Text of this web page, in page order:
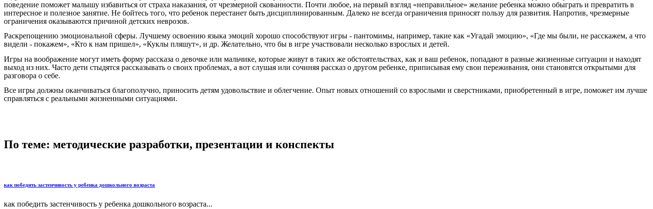
поведение поможет малышу избавиться от страха наказания, от чрезмерной скованности. Почти любое, на первый взгляд «неправильное» желание ребенка можно обыграть и превратить в
интересное и полезное занятие. Не бойтесь того, что ребенок перестанет быть дисциплинированным. Далеко не всегда ограничения приносят пользу для развития. Напротив, чрезмерные
ограничения оказываются причиной детских неврозов.
Раскрепощению эмоциональной сферы. Лучшему освоению языка эмоций хорошо способствуют игры - пантомимы, например, такие как «Угадай эмоцию», «Где мы были, не расскажем, а что
видели - покажем», «Кто к нам пришел», «Куклы пляшут», и др. Желательно, что бы в игре участвовали несколько взрослых и детей.
Игры на воображение могут иметь форму рассказа о девочке или мальчике, которые живут в таких же обстоятельствах, как и ваш ребенок, попадают в разные жизненные ситуации и находят
выход из них. Часто дети стыдятся рассказывать о своих проблемах, а вот слушая или сочиняя рассказ о другом ребенке, приписывая ему свои переживания, они становятся открытыми для
разговора о себе.
Все игры должны оканчиваться благополучно, приносить детям удовольствие и облегчение. Опыт новых отношений со взрослыми и сверстниками, приобретенный в игре, поможет им лучше
справляться с реальными жизненными ситуациями.
По теме: методические разработки, презентации и конспекты
как победить застенчивость у ребенка дошкольного возраста
как победить застенчивость у ребенка дошкольного возраста...